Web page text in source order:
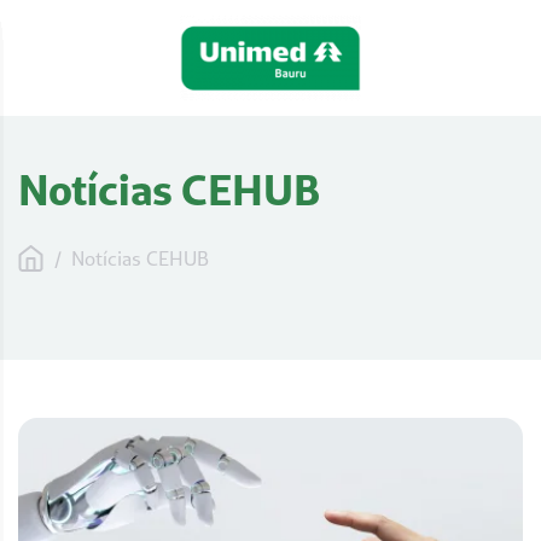
Notícias CEHUB
/ Notícias CEHUB